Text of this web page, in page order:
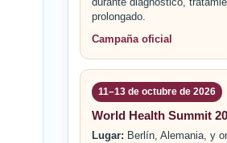
prolongado.
Campaña oficial
11–13 de octubre de 2026
World Health Summit
Lugar: Berlín, Alemania, y